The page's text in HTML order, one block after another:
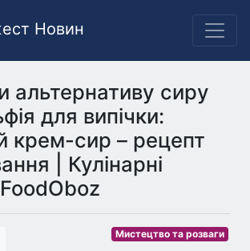
Новин
альтернативу сиру
для випічки:
крем-сир – рецепт
| Кулінарні
Мистецтво та розваги